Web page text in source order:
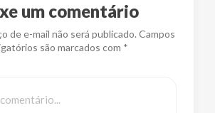
um comentário
de e-mail não será publicado. Campos
são marcados com *